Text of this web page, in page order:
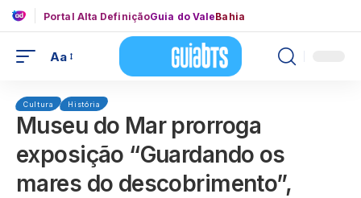
Portal Alta DefiniçãoGuia do ValeBahia
Aa
Cultura História
Museu do Mar prorroga
exposição “Guardando os
mares do descobrimento”,